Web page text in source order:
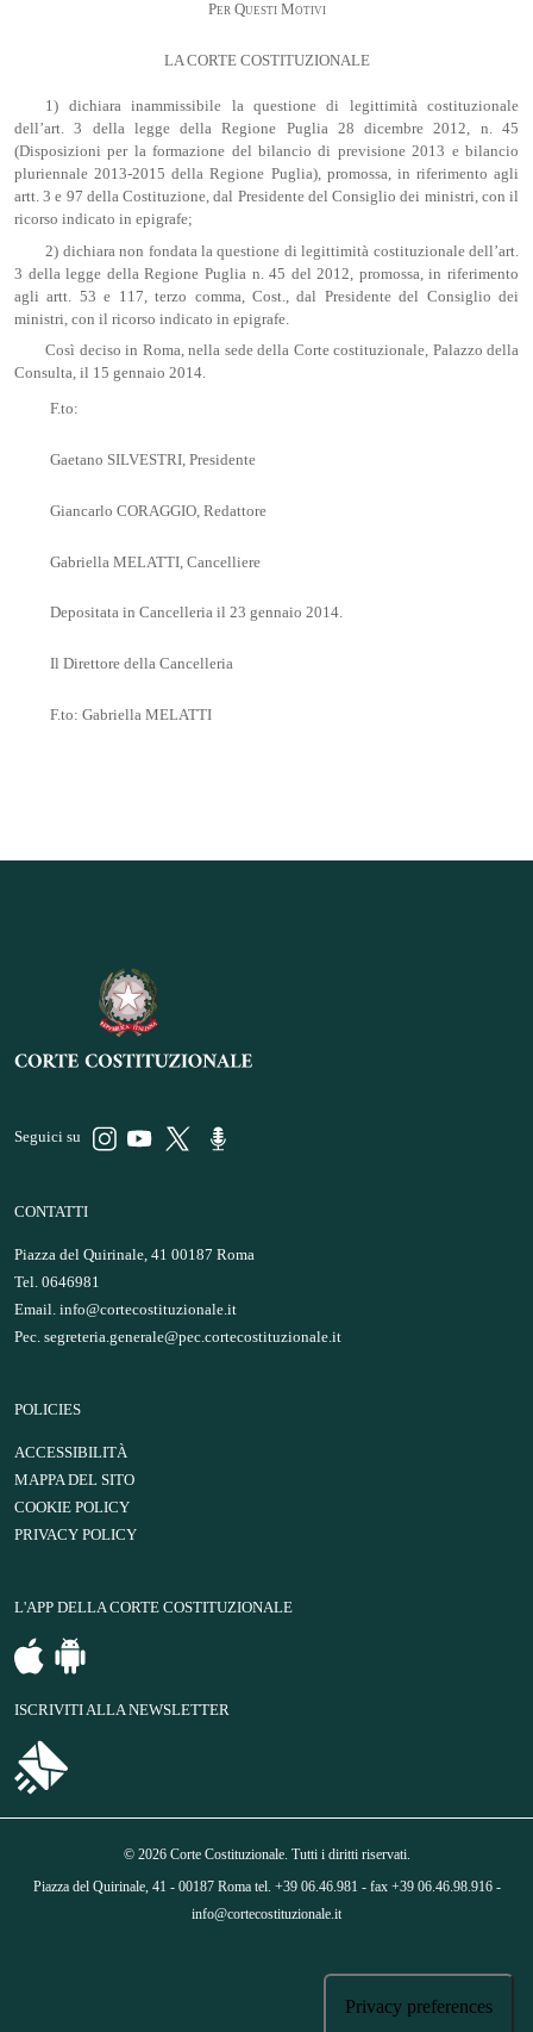
Per Questi Motivi
LA CORTE COSTITUZIONALE
1) dichiara inammissibile la questione di legittimità costituzionale
dell’art. 3 della legge della Regione Puglia 28 dicembre 2012, n. 45
(Disposizioni per la formazione del bilancio di previsione 2013 e bilancio
pluriennale 2013-2015 della Regione Puglia), promossa, in riferimento agli
artt. 3 e 97 della Costituzione, dal Presidente del Consiglio dei ministri, con il
ricorso indicato in epigrafe;
2) dichiara non fondata la questione di legittimità costituzionale dell’art.
3 della legge della Regione Puglia n. 45 del 2012, promossa, in riferimento
agli artt. 53 e 117, terzo comma, Cost., dal Presidente del Consiglio dei
ministri, con il ricorso indicato in epigrafe.
Così deciso in Roma, nella sede della Corte costituzionale, Palazzo della
Consulta, il 15 gennaio 2014.
F.to:
Gaetano SILVESTRI, Presidente
Giancarlo CORAGGIO, Redattore
Gabriella MELATTI, Cancelliere
Depositata in Cancelleria il 23 gennaio 2014.
Il Direttore della Cancelleria
F.to: Gabriella MELATTI
Seguici su
CONTATTI
Piazza del Quirinale, 41 00187 Roma
Tel. 0646981
Email. info@cortecostituzionale.it
Pec. segreteria.generale@pec.cortecostituzionale.it
POLICIES
ACCESSIBILITÀ
MAPPA DEL SITO
COOKIE POLICY
PRIVACY POLICY
L'APP DELLA CORTE COSTITUZIONALE
ISCRIVITI ALLA NEWSLETTER
© 2026 Corte Costituzionale. Tutti i diritti riservati.
Piazza del Quirinale, 41 - 00187 Roma tel. +39 06.46.981 - fax +39 06.46.98.916 -
info@cortecostituzionale.it